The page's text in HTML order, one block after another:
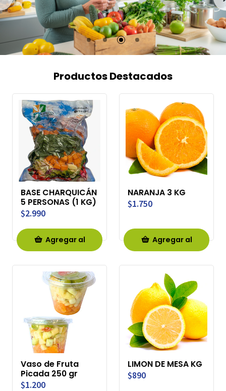
Productos Destacados
BASE CHARQUICÁN
5 PERSONAS (1 KG)
$2.990
Agregar al
Carro
NARANJA 3 KG
$1.750
Agregar al
Carro
Vaso de Fruta
Picada 250 gr
$1.200
LIMON DE MESA KG
$890